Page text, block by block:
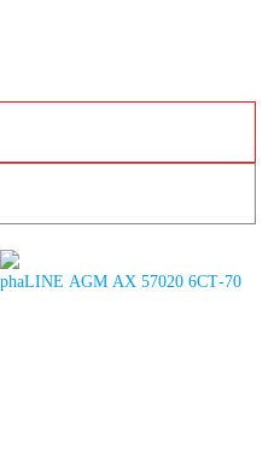
AGM AX 57020 6СТ-70